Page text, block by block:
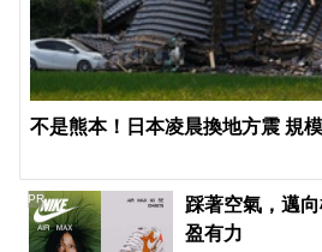
不是熊本！日本凌晨換地方震 規
踩著空氣，邁
盈有力
PR